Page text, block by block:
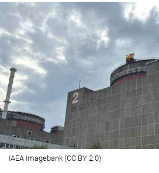
IAEA Imagebank (CC BY 2.0)